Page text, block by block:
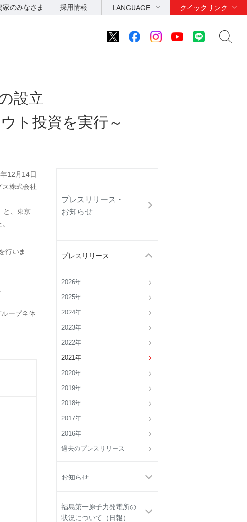
家のみなさま 採用情報 LANGUAGE クイックリンク
プレスリリース・
お知らせ
プレスリリース
2026年
2025年
2024年
2023年
2022年
2021年
2020年
2019年
2018年
2017年
2016年
過去のプレスリリース
お知らせ
福島第一原子力発電所の
状況について（日報）
設立
ト投資を実行～
12月14日
ス株式会社
と、東京
行いま
ープ全体